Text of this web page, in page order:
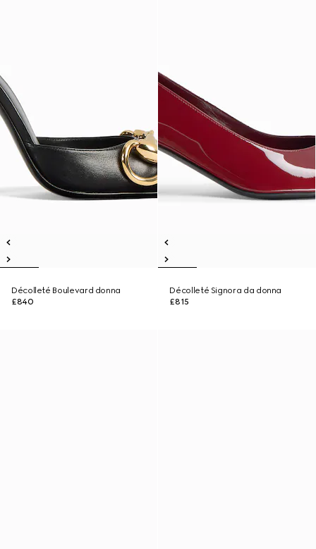
Décolleté Boulevard donna
£840
Décolleté Signora da donna
£815